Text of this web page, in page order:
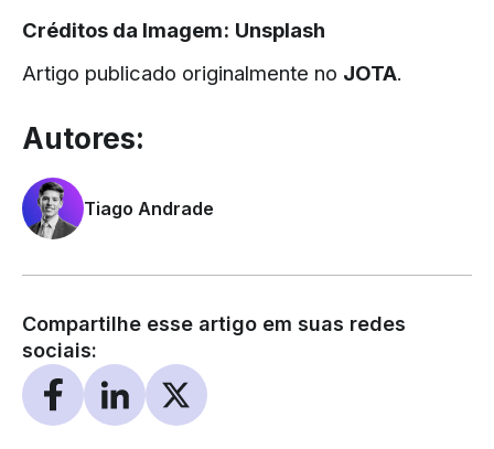
Créditos da Imagem: Unsplash
Artigo publicado originalmente no JOTA.
Autores:
Tiago Andrade
Compartilhe esse artigo em suas redes
sociais: